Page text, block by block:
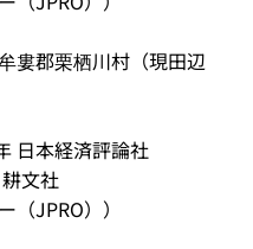
婁郡栗栖川村（現田辺
日本経済評論社
文社
（JPRO））